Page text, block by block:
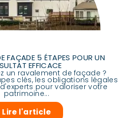
FAÇADE 5 ÉTAPES POUR UN
EFFICACE
un ravalement de façade ?
clés, les obligations légales
pour valoriser votre
patrimoine...
Lire l'article